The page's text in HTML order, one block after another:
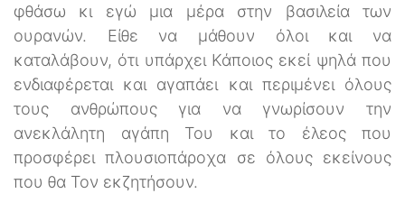
φθάσω κι εγώ μια μέρα στην βασιλεία των
ουρανών. Είθε να μάθουν όλοι και να
καταλάβουν, ότι υπάρχει Κάποιος εκεί ψηλά που
ενδιαφέρεται και αγαπάει και περιμένει όλους
τους ανθρώπους για να γνωρίσουν την
ανεκλάλητη αγάπη Του και το έλεος που
προσφέρει πλουσιοπάροχα σε όλους εκείνους
που θα Τον εκζητήσουν.